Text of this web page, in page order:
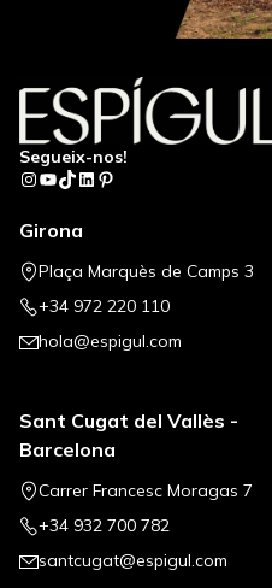
Segueix-nos!
Instagram
YouTube
TikTok
LinkedIn
Pinterest
Girona
Plaça Marquès de Camps 3
+34 972 220 110
hola@espigul.com
Sant Cugat del Vallès -
Barcelona
Carrer Francesc Moragas 7
+34 932 700 782
santcugat@espigul.com